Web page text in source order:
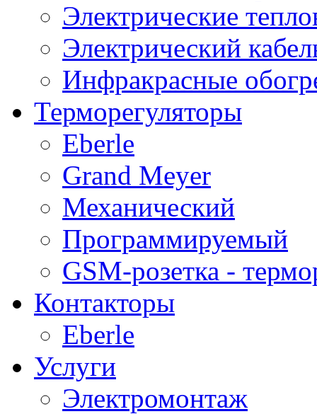
Электрические
Электрический
Инфракрасные
Терморегуляторы
Eberle
Grand Meyer
Механический
Программируемый
GSM-розетка -
Контакторы
Eberle
Услуги
Электромонтаж